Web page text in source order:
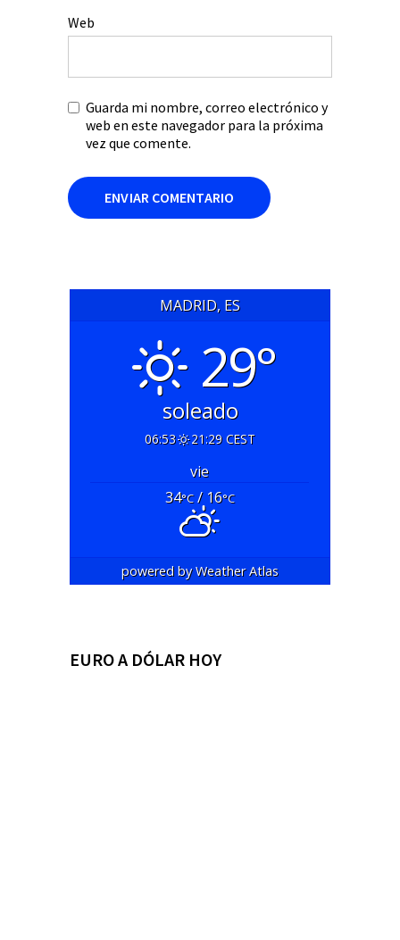
Web
Guarda mi nombre, correo electrónico y
web en este navegador para la próxima
vez que comente.
MADRID, ES
29°
soleado
06:53 21:29 CEST
vie
34°C/ 16°C
powered byWeather Atlas
EURO A DÓLAR HOY